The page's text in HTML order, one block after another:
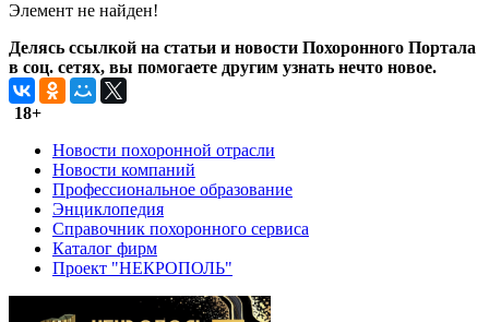
Элемент не найден!
Делясь ссылкой на статьи и новости Похоронного Портала
в соц. сетях, вы помогаете другим узнать нечто новое.
18+
Новости похоронной отрасли
Новости компаний
Профессиональное образование
Энциклопедия
Справочник похоронного сервиса
Каталог фирм
Проект "НЕКРОПОЛЬ"